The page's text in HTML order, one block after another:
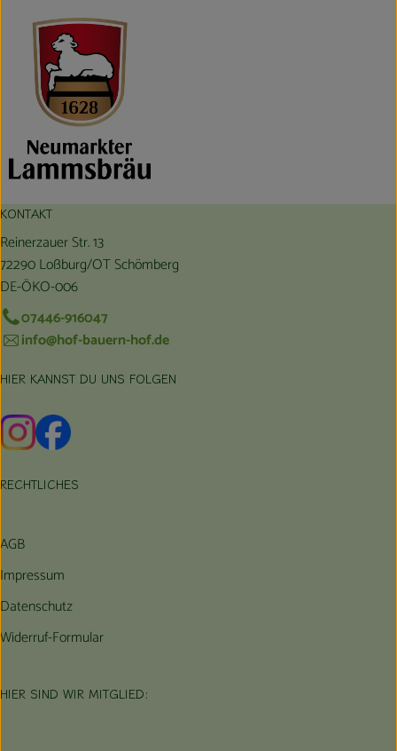
KONTAKT
Reinerzauer Str. 13
72290 Loßburg/OT Schömberg
DE-ÖKO-006
07446-916047
info@hof-bauern-hof.de
HIER KANNST DU UNS FOLGEN
Externer Link zu https://www.instagram.com/hofbauernhof/
Externer Link zu https://www.facebook.com/
RECHTLICHES
AGB
Impressum
Datenschutz
Widerruf-Formular
HIER SIND WIR MITGLIED: